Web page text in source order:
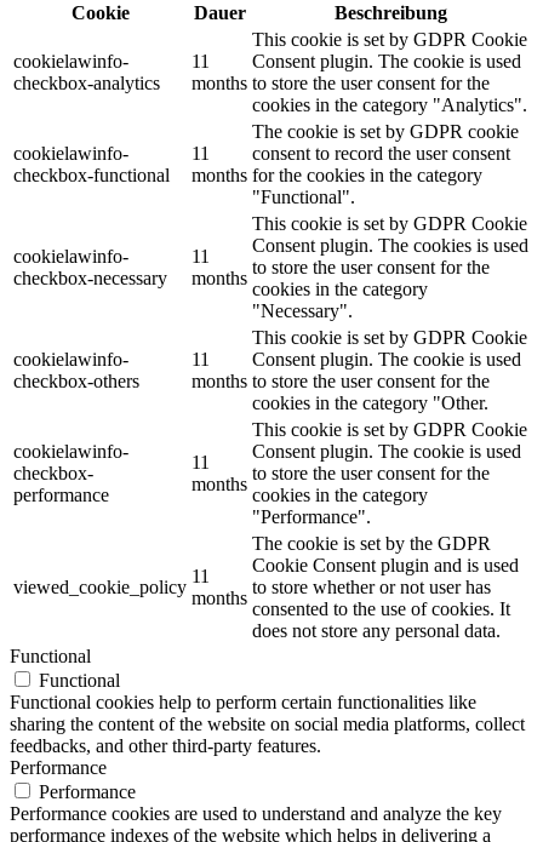
Cookie
Dauer Beschreibung
cookielawinfo-
checkbox-analytics
11
months
This cookie is set by GDPR Cookie
Consent plugin. The cookie is used
to store the user consent for the
cookies in the category "Analytics".
cookielawinfo-
checkbox-functional
11
months
The cookie is set by GDPR cookie
consent to record the user consent
for the cookies in the category
"Functional".
cookielawinfo-
checkbox-necessary
11
months
This cookie is set by GDPR Cookie
Consent plugin. The cookies is used
to store the user consent for the
cookies in the category
"Necessary".
cookielawinfo-
checkbox-others
11
months
This cookie is set by GDPR Cookie
Consent plugin. The cookie is used
to store the user consent for the
cookies in the category "Other.
cookielawinfo-
checkbox-
performance
11
months
This cookie is set by GDPR Cookie
Consent plugin. The cookie is used
to store the user consent for the
cookies in the category
"Performance".
viewed_cookie_policy
11
months
The cookie is set by the GDPR
Cookie Consent plugin and is used
to store whether or not user has
consented to the use of cookies. It
does not store any personal data.
Functional
Functional
Functional cookies help to perform certain functionalities like
sharing the content of the website on social media platforms, collect
feedbacks, and other third-party features.
Performance
Performance
Performance cookies are used to understand and analyze the key
performance indexes of the website which helps in delivering a